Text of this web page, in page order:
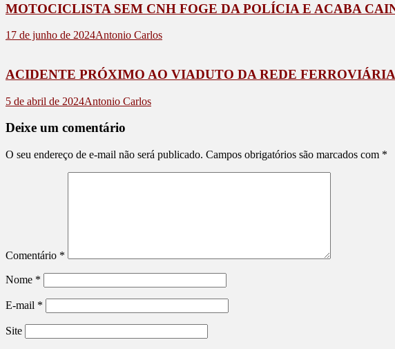
MOTOCICLISTA SEM CNH FOGE DA POLÍCIA E ACABA
17 de junho de 2024Antonio Carlos
ACIDENTE PRÓXIMO AO VIADUTO DA REDE
5 de abril de 2024Antonio Carlos
Deixe um comentário
O seu endereço de e-mail não será publicado. Campos obrigatórios são marcados com *
Comentário *
Nome *
E-mail *
Site